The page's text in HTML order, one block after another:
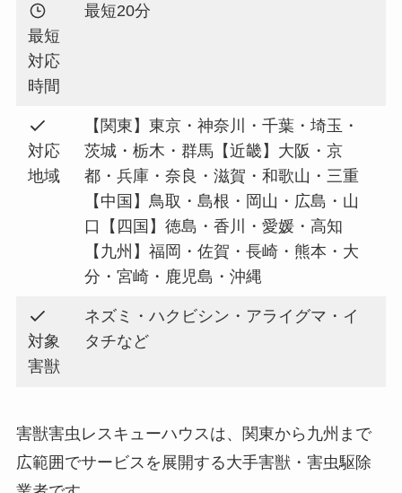
最短
対応
時間
最短20分
対応
地域
【関東】東京・神奈川・千葉・埼玉・
茨城・栃木・群馬【近畿】大阪・京
都・兵庫・奈良・滋賀・和歌山・三重
【中国】鳥取・島根・岡山・広島・山
口【四国】徳島・香川・愛媛・高知
【九州】福岡・佐賀・長崎・熊本・大
分・宮崎・鹿児島・沖縄
対象
害獣
ネズミ・ハクビシン・アライグマ・イ
タチなど
害獣害虫レスキューハウスは、関東から九州まで
広範囲でサービスを展開する大手害獣・害虫駆除